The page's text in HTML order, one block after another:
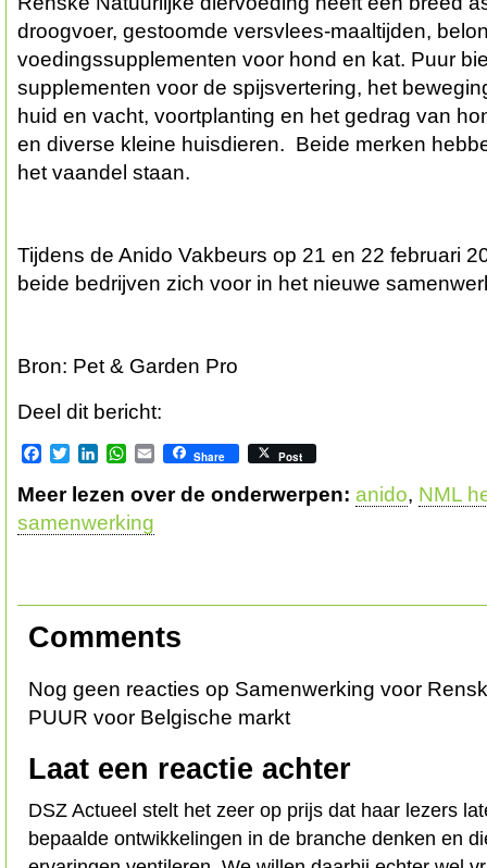
droogvoer, gestoomde versvlees-maaltijden,
voedingssupplementen voor hond en kat. Puur
supplementen voor de spijsvertering, het
huid en vacht, voortplanting en het gedrag van
en diverse kleine huisdieren. Beide merken
het vaandel staan.
Tijdens de Anido Vakbeurs op 21 en 22 februari
beide bedrijven zich voor in het nieuwe
Bron: Pet & Garden Pro
Deel dit bericht:
Facebook
TwitterLinkedInWhatsApp
EmailShare Post
Meer lezen over de onderwerpen: anido, NML
samenwerking
Comments
Nog geen reacties op Samenwerking voor
PUUR voor Belgische markt
Laat een reactie achter
DSZ Actueel stelt het zeer op prijs dat haar lezers
bepaalde ontwikkelingen in de branche denken en